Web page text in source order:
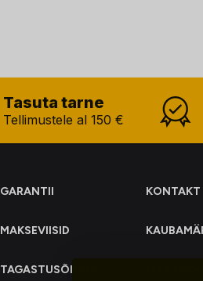
Tasuta tarne
Tellimustele al 150 €
GARANTII KONTAKT
MAKSEVIISID
TAGASTUSÕIGUS